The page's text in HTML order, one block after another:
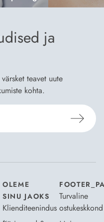
ja
teavet uute
kohta.
OLEME
SINU JAOKS
Klienditeenindus
Turvaline
ostukeskkond